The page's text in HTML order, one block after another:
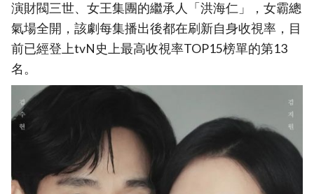
演財閥三世、女王集團的繼承人「洪海仁」，女霸總
氣場全開，該劇每集播出後都在刷新自身收視率，目
前已經登上tvN史上最高收視率TOP15榜單的第13
名。